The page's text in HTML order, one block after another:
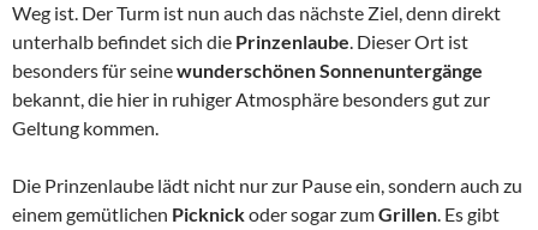
Weg ist. Der Turm ist nun auch das nächste Ziel, denn direkt
unterhalb befindet sich die Prinzenlaube. Dieser Ort ist
besonders für seinewunderschönen Sonnenuntergänge
bekannt, die hier in ruhiger Atmosphäre besonders gut zur
Geltung kommen.
Die Prinzenlaube lädt nicht nur zur Pause ein, sondern auch zu
einem gemütlichen Picknickoder sogar zumGrillen. Es gibt